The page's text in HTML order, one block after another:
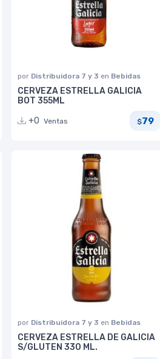
por Distribuidora 7 y 3 en Bebidas
CERVEZA ESTRELLA GALICIA
BOT 355ML
+0 Ventas $79
por Distribuidora 7 y 3 en Bebidas
CERVEZA ESTRELLA DE GALICIA
S/GLUTEN 330 ML.